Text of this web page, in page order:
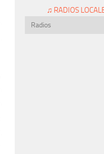
♫ RADIOS